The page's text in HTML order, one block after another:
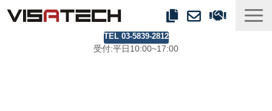
TEL 03-5839-2812
受付:平日10:00~17:00
事業紹介